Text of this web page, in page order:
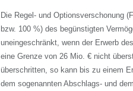
Die Regel- und Optionsverschonung
bzw. 100 %) des begünstigten
uneingeschränkt, wenn der Erwerb
eine Grenze von 26 Mio. € nicht
überschritten, so kann bis zu einem
dem sogenannten Abschlags- und